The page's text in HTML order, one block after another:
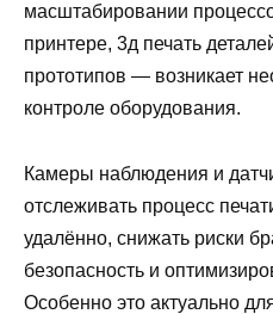
масштабировании
принтере, 3д печать
прототипов — возникает
контроле оборудования.
Камеры наблюдения и
отслеживать процесс
удалённо, снижать риски
безопасность и
Особенно это актуально